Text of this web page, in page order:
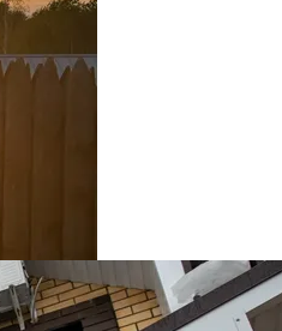
Сунгур